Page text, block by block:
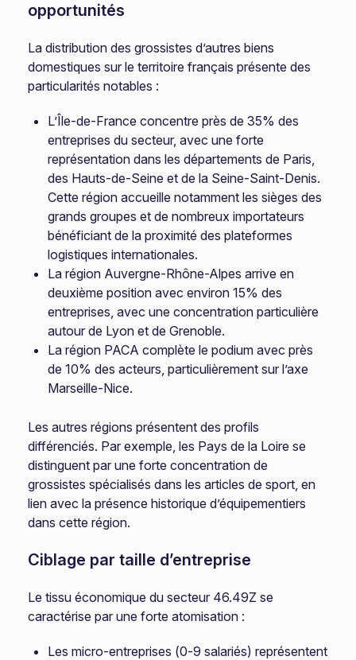
opportunités
La distribution des grossistes d’autres biens
domestiques sur le territoire français présente des
particularités notables :
L’Île-de-France concentre près de 35% des
entreprises du secteur, avec une forte
représentation dans les départements de Paris,
des Hauts-de-Seine et de la Seine-Saint-Denis.
Cette région accueille notamment les sièges des
grands groupes et de nombreux importateurs
bénéficiant de la proximité des plateformes
logistiques internationales.
La région Auvergne-Rhône-Alpes arrive en
deuxième position avec environ 15% des
entreprises, avec une concentration particulière
autour de Lyon et de Grenoble.
La région PACA complète le podium avec près
de 10% des acteurs, particulièrement sur l’axe
Marseille-Nice.
Les autres régions présentent des profils
différenciés. Par exemple, les Pays de la Loire se
distinguent par une forte concentration de
grossistes spécialisés dans les articles de sport, en
lien avec la présence historique d’équipementiers
dans cette région.
Ciblage par taille d’entreprise
Le tissu économique du secteur 46.49Z se
caractérise par une forte atomisation :
Les micro-entreprises (0-9 salariés) représentent